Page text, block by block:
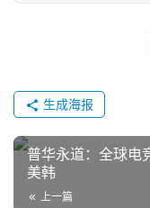
月
3
0
日
生成海报
普华永道：全球电
美韩
上一篇